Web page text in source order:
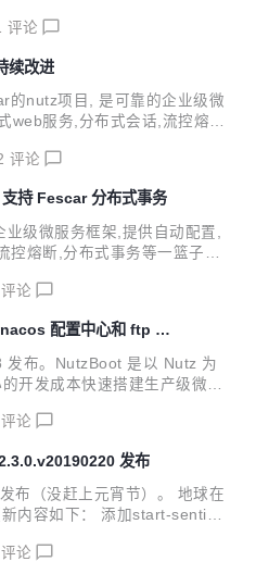
seek and search, file posit
评论
续改进
的nutz项目, 是可靠的企业级微
web服务,分布式会话,流控熔
家企业深度使用, 码云GVP加
,随时秒回的问答社区^_^ 本次
置支持^_^ 适配分离打包jar时,
04-10 配套曲目: [蓝色多
评论
持 Fescar 分布式事务
级微服务框架,提供自动配置,
控熔断,分布式事务等一篮子解
系nacos(配置与注册)/sentin
列的 关键变更: 1. add: 支持f
版, AT模式 2. add: 添加ftp
这个已经在nutzwk中实际运用
评论
配置中心和 ftp 客
布。NutzBoot 是以 Nutz 为
开发成本快速搭建生产级微服
卡贝尔的卡农变奏曲 兼容性:
的使用Demo by 文涛 add: n
add: idea插件的链接 updat
评论
发布
布（没赶上元宵节）。 地球在
内容如下： 添加start-sentine
目: 不可说 兼容性: 兼容2.0.x/
评论